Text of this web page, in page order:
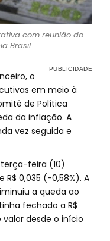
com reunião do
Brasil
o
em meio à
de Política
da inflação. A
vez seguida e
feira (10)
R$ 0,035 (-0,58%). A
a queda ao
fechado a R$
desde o início